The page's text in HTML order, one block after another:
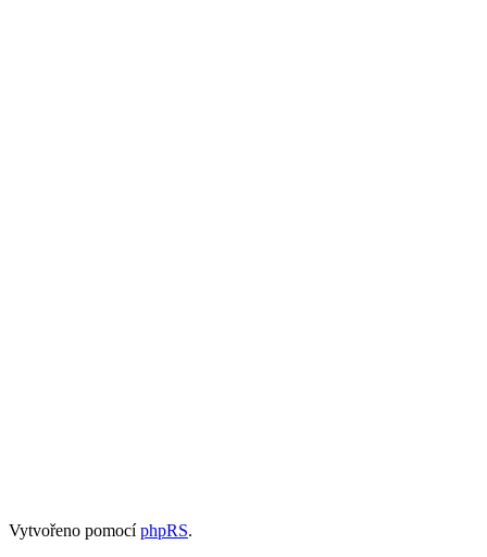
Vytvořeno pomocíphpRS.